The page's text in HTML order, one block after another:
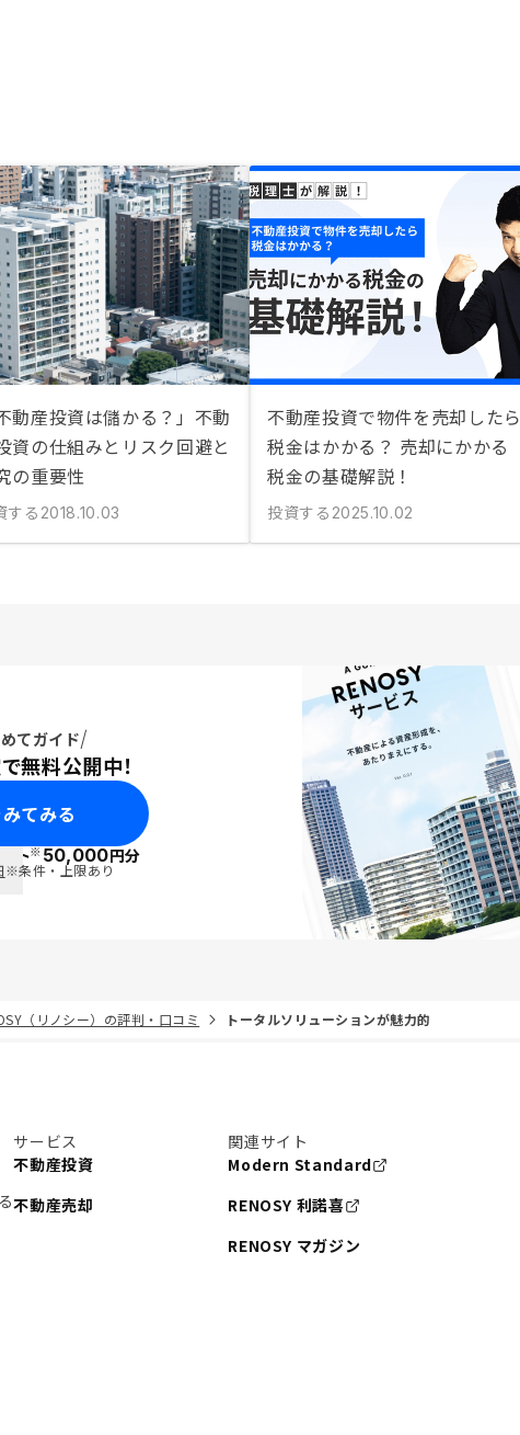
動産投資は儲かる？」不動
資の仕組みとリスク回避と
の重要性
する 2018.10.03
不動産投資で物件を売却したら
税金はかかる？ 売却にかかる
税金の基礎解説！
投資する 2025.10.02
てガイド
無料公開中！
てみる
ント※50,000円分
※条件・上限あり
（リノシー）の評判・口コミ トータルソリューションが魅力的
サービス
不動産投資
不動産売却
関連サイト
Modern Standard
RENOSY 利諾喜
RENOSY マガジン